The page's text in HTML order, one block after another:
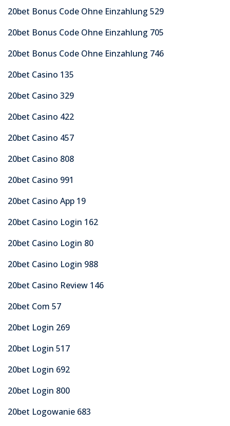
20bet Bonus Code Ohne Einzahlung 529
20bet Bonus Code Ohne Einzahlung 705
20bet Bonus Code Ohne Einzahlung 746
20bet Casino 135
20bet Casino 329
20bet Casino 422
20bet Casino 457
20bet Casino 808
20bet Casino 991
20bet Casino App 19
20bet Casino Login 162
20bet Casino Login 80
20bet Casino Login 988
20bet Casino Review 146
20bet Com 57
20bet Login 269
20bet Login 517
20bet Login 692
20bet Login 800
20bet Logowanie 683